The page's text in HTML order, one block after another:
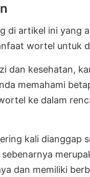
di artikel ini yang
wortel untuk
dan kesehatan,
memahami
ke dalam
kali dianggap
dan memiliki